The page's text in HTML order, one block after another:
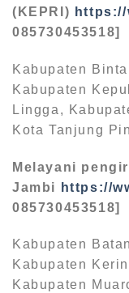
(KEPRI) https://
085730453518]
Kabupaten
Kabupaten
Lingga,
Kota Tanjung
Melayani
Jambi
https://
085730453518]
Kabupaten
Kabupaten
Kabupaten